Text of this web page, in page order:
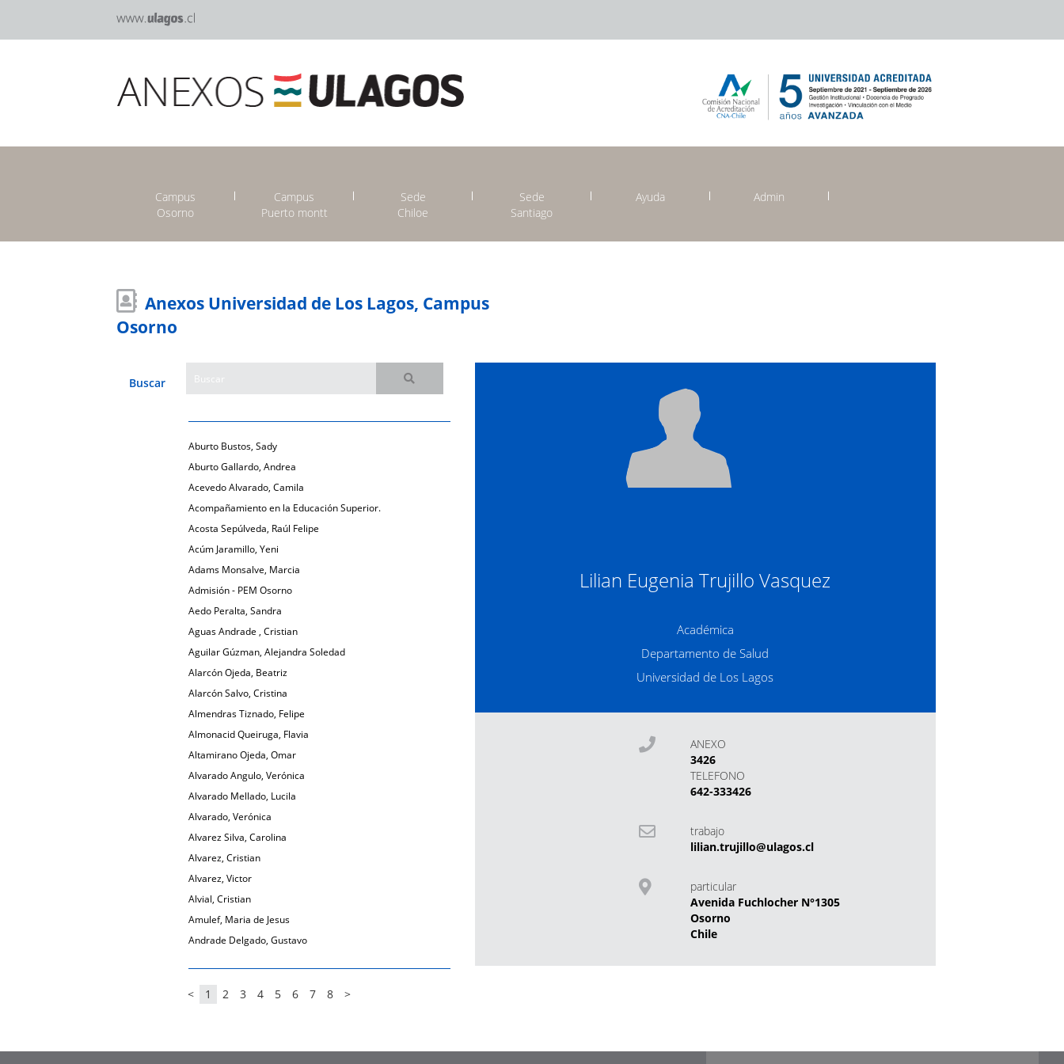
Campus
Osorno
Campus
Puerto montt
Sede
Chiloe
Sede
Santiago
Ayuda Admin
Anexos Universidad de Los Lagos, Campus
Osorno
Buscar
Aburto Bustos, Sady
Aburto Gallardo, Andrea
Acevedo Alvarado, Camila
Acompañamiento en la Educación Superior.
Acosta Sepúlveda, Raúl Felipe
Acúm Jaramillo, Yeni
Adams Monsalve, Marcia
Admisión - PEM Osorno
Aedo Peralta, Sandra
Aguas Andrade , Cristian
Aguilar Gúzman, Alejandra Soledad
Alarcón Ojeda, Beatriz
Alarcón Salvo, Cristina
Almendras Tiznado, Felipe
Almonacid Queiruga, Flavia
Altamirano Ojeda, Omar
Alvarado Angulo, Verónica
Alvarado Mellado, Lucila
Alvarado, Verónica
Alvarez Silva, Carolina
Alvarez, Cristian
Alvarez, Victor
Alvial, Cristian
Amulef, Maria de Jesus
Andrade Delgado, Gustavo
< 1 2 3 4 5 6 7 8 >
Lilian Eugenia Trujillo Vasquez
Académica
Departamento de Salud
Universidad de Los Lagos
ANEXO
3426
TELEFONO
642-333426
trabajo
lilian.trujillo@ulagos.cl
particular
Avenida Fuchlocher N°1305
Osorno
Chile